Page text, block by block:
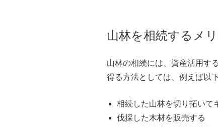
山林を相続するメ
山林の相続には、資産活用す
得る方法としては、例えば以
相続した山林を切り拓いて
伐採した木材を販売する